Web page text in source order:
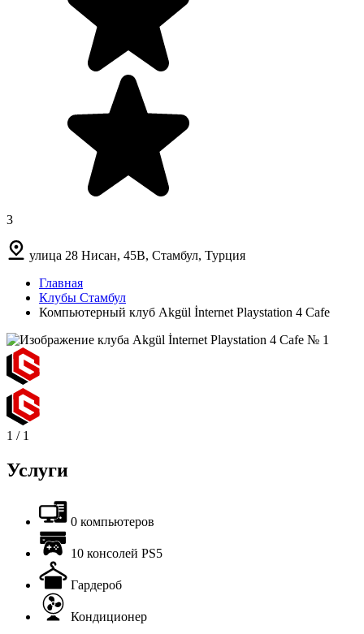
3
улица 28 Нисан, 45B, Стамбул, Турция
Главная
Клубы Стамбул
Компьютерный клуб Akgül İnternet Playstation 4 Cafe
1 / 1
Услуги
0 компьютеров
10 консолей PS5
Гардероб
Кондиционер